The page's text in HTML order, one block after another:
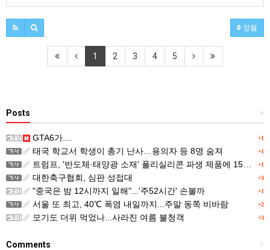
정렬
1 2 3 4 5
+
Posts
+1
GTA6가....
+1
태국 학교서 학생이 총기 난사…용의자 등 8명 숨져
+1
트럼프, '반도체·태양광 소재' 폴리실리콘 파생 제품에 15% 관세...한국 기업도 영향
+3
대한축구협회, 심판 성접대
+1
"중국은 밤 12시까지 일해"...'주52시간' 손볼까
+2
서울 또 최고, 40℃ 폭염 내일까지...주말 동쪽 비바람
+3
모기도 더위 먹었나...사라진 여름 불청객
+
Comments